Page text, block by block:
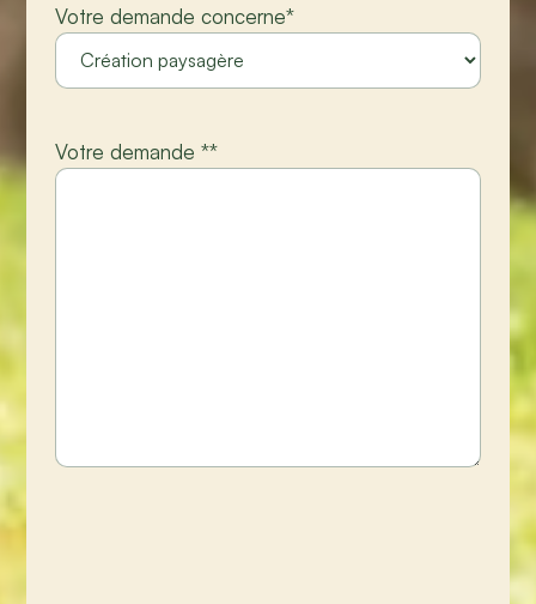
Votre demande concerne*
Votre demande **